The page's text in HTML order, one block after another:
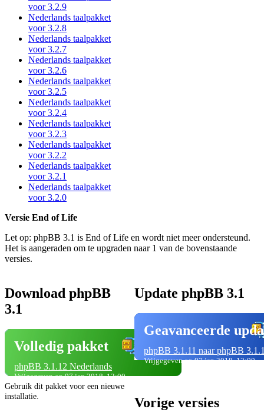
voor 3.2.9
Nederlands taalpakket
voor 3.2.8
Nederlands taalpakket
voor 3.2.7
Nederlands taalpakket
voor 3.2.6
Nederlands taalpakket
voor 3.2.5
Nederlands taalpakket
voor 3.2.4
Nederlands taalpakket
voor 3.2.3
Nederlands taalpakket
voor 3.2.2
Nederlands taalpakket
voor 3.2.1
Nederlands taalpakket
voor 3.2.0
Versie End of Life
Let op: phpBB 3.1 is End of Life en wordt niet meer ondersteund.
Het is aangeraden om te upgraden naar 1 van de bovenstaande
versies.
Download phpBB
3.1
Volledig pakket
phpBB 3.1.12 Nederlands
Vrijgegeven op 07 jan 2018, 12:00
Gebruik dit pakket voor een nieuwe
installatie.
Update phpBB 3.1
Geavanceerde
phpBB 3.1.11 naar phpBB
Vrijgegeven op 07 jan 2018, 12:00
Vorige versies